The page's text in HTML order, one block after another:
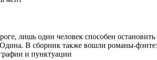
лишь один человек способен
В сборник также вошли романы-
и пунктуации